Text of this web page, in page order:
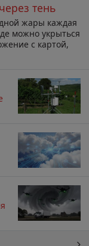
тень
жары каждая
можно укрыться
с картой,